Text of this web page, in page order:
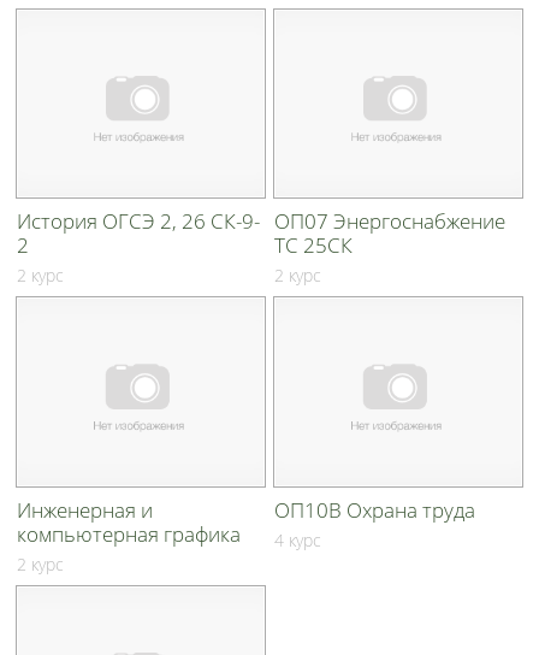
История ОГСЭ 2, 26 СК-9-
2
2 курс
ОП07 Энергоснабжение
ТС 25СК
2 курс
Инженерная и
компьютерная графика
2 курс
ОП10В Охрана труда
4 курс